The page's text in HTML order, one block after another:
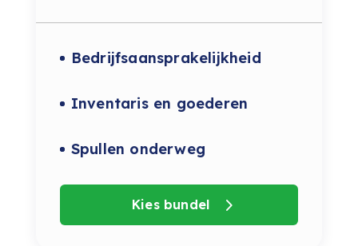
Bedrijfsaansprakelijkheid
Inventaris en goederen
Spullen onderweg
Kies bundel